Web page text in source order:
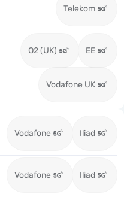
Telekom
O2 (UK) EE
Vodafone UK
Vodafone Iliad
Vodafone Iliad